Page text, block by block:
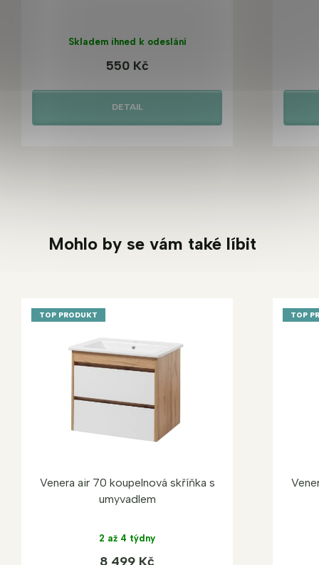
Skladem ihned k odeslání
550 Kč
DETAIL
Mohlo by se vám také líbit
TOP PRODUKT
Venera air 70 koupelnová skříňka s
umyvadlem
2 až 4 týdny
8 499 Kč
TOP